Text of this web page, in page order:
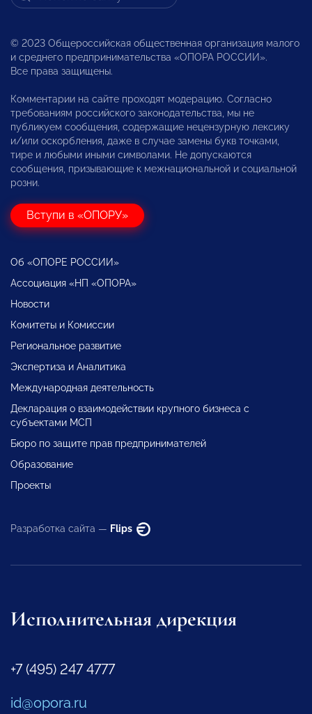
© 2023 Общероссийская общественная организация малого
и среднего предпринимательства «ОПОРА РОССИИ».
Все права защищены.
Комментарии на сайте проходят модерацию. Согласно
требованиям российского законодательства, мы не
публикуем сообщения, содержащие нецензурную лексику
и/или оскорбления, даже в случае замены букв точками,
тире и любыми иными символами. Не допускаются
сообщения, призывающие к межнациональной и социальной
розни.
Вступи в «ОПОРУ»
Об «ОПОРЕ РОССИИ»
Ассоциация «НП «ОПОРА»
Новости
Комитеты и Комиссии
Региональное развитие
Экспертиза и Аналитика
Международная деятельность
Декларация о взаимодействии крупного бизнеса с
субъектами МСП
Бюро по защите прав предпринимателей
Образование
Проекты
Разработка сайта — Flips
Исполнительная дирекция
+7 (495) 247 4777
id@opora.ru